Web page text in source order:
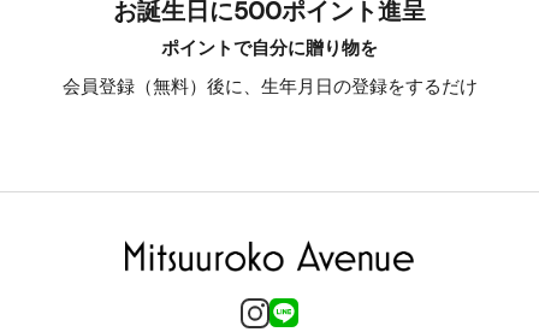
お誕生日に500ポイント進呈
ポイントで自分に贈り物を
会員登録（無料）後に、生年月日の登録をするだけ